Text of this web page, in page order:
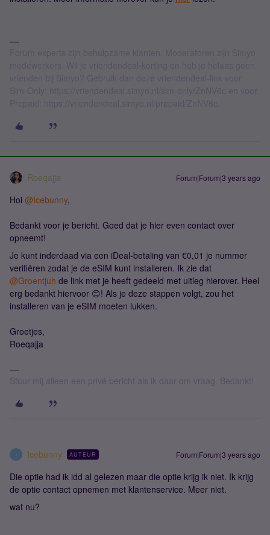
Roeqajja Forum|Forum|3 years ago
Hoi @Icebunny,
Bedankt voor je bericht. Goed dat je hier even contact over
opneemt!
Je kunt inderdaad via een iDeal-betaling van €0,01 je nummer
verifiëren zodat je de eSIM kunt installeren. Ik zie dat
@Groentjuh de link met je heeft gedeeld met uitleg hierover. Heel
erg bedankt hiervoor 😊! Als je deze stappen volgt, zou het
installeren van je eSIM moeten lukken.
Groetjes,
Roeqajja
Stuur mij alleen een privé bericht als ik daar om vraag. Bedankt!
Icebunny AUTEUR Forum|Forum|3 years ago
Die optie had ik idd al gelezen maar die optie krijg ik niet. Ik krijg
de optie contact opnemen met klantenservice. Meer niet.
wat nu?